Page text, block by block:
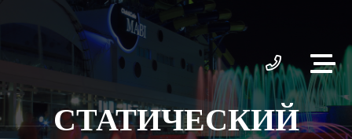
СТАТИЧЕСКИЙ